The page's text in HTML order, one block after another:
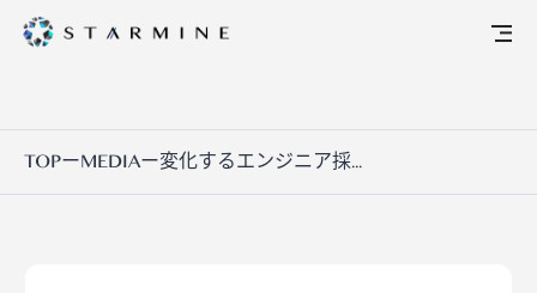
TOPーMEDIAー変化するエンジニア採...